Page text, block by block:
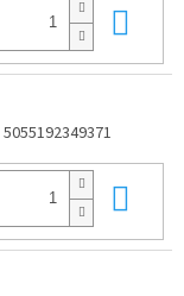
5055192349371